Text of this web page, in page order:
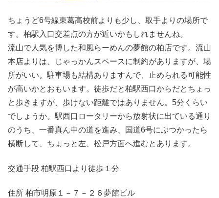
ちょうど6号線東葛高校前よりも少し、取手よりの場所で
す。柏駅入口交差点の方が近いかもしれませんね。
流山で人気を博した和風らーめんの夢館の柏店です。流山
本店よりは、じゃっかんスペースに制約がありますが、場
所がいい。駐車場も結構ありますんで、止められる可能性
が高いかとおもいます。徒歩だと柏駅西口からだとちょっ
と歩きますが、歩けない距離ではありません。5分くらい
でしょうか。駅西口ロータリーから放射状に出ている通り
のうち、一番真ん中の道を進み、国道6号にぶつかったら
横断して、ちょっと左、松戸方面へ進むとあります。
交通手段 柏駅西口より徒歩１分
住所 柏市明原１－７－２６夢館ビル